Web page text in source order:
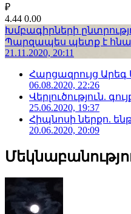
₽
4.44 0.00
Խմբագիրների
Պարզապես պետք է
21.11.2020, 20:11
Հարցազրույց
06.08.2020, 22:26
Վերլուծություն.
25.06.2020, 19:37
Հիպնոսի ներքո.
20.06.2020, 20:09